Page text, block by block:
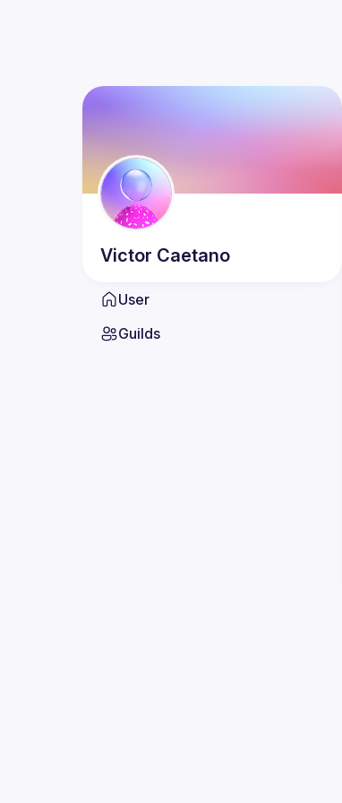
Victor Caetano
User
Guilds